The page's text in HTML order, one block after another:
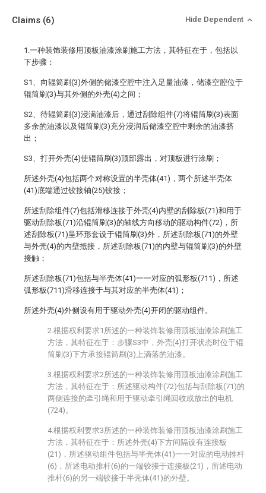
Claims (6) Hide Dependent
1.一种装饰装修用顶板油漆涂刷施工方法，其特征在于，包括以
下步骤：
S1、向辊筒刷(3)外侧的储漆空腔中注入足量油漆，储漆空腔位于
辊筒刷(3)与其外侧的外壳(4)之间；
S2、待辊筒刷(3)浸满油漆后，通过刮除组件(7)将辊筒刷(3)表面
多余的油漆以及辊筒刷(3)充分浸润后储漆空腔中剩余的油漆挤
出；
S3、打开外壳(4)使辊筒刷(3)顶部露出，对顶板进行涂刷；
所述外壳(4)包括两个对称设置的半壳体(41)，两个所述半壳体
(41)底端通过铰接轴(25)铰接；
所述刮除组件(7)包括滑移连接于外壳(4)内壁的刮除板(71)和用于
驱动刮除板(71)沿辊筒刷(3)的轴线方向移动的驱动构件(72)，所
述刮除板(71)呈环形套设于辊筒刷(3)外，所述刮除板(71)的外壁
与外壳(4)的内壁抵接，所述刮除板(71)的内壁与辊筒刷(3)的外壁
接触；
所述刮除板(71)包括与半壳体(41)一一对应的弧形板(711)，所述
弧形板(711)滑移连接于与其对应的半壳体(41)；
所述外壳(4)外侧设有用于驱动外壳(4)开闭的驱动组件。
2.根据权利要求1所述的一种装饰装修用顶板油漆涂刷施工
方法，其特征在于：步骤S3中，外壳(4)打开状态时位于辊
筒刷(3)下方承接辊筒刷(3)上滴落的油漆。
3.根据权利要求2所述的一种装饰装修用顶板油漆涂刷施工
方法，其特征在于：所述驱动构件(72)包括与刮除板(71)的
两侧连接的牵引绳和用于驱动牵引绳回收或放出的电机
(724)。
4.根据权利要求3所述的一种装饰装修用顶板油漆涂刷施工
方法，其特征在于：所述外壳(4)下方间隔设有连接板
(21)，所述驱动组件包括与半壳体(41)一一对应的电动推杆
(6)，所述电动推杆(6)的一端铰接于连接板(21)，所述电动
推杆(6)的另一端铰接于半壳体(41)的外壁。